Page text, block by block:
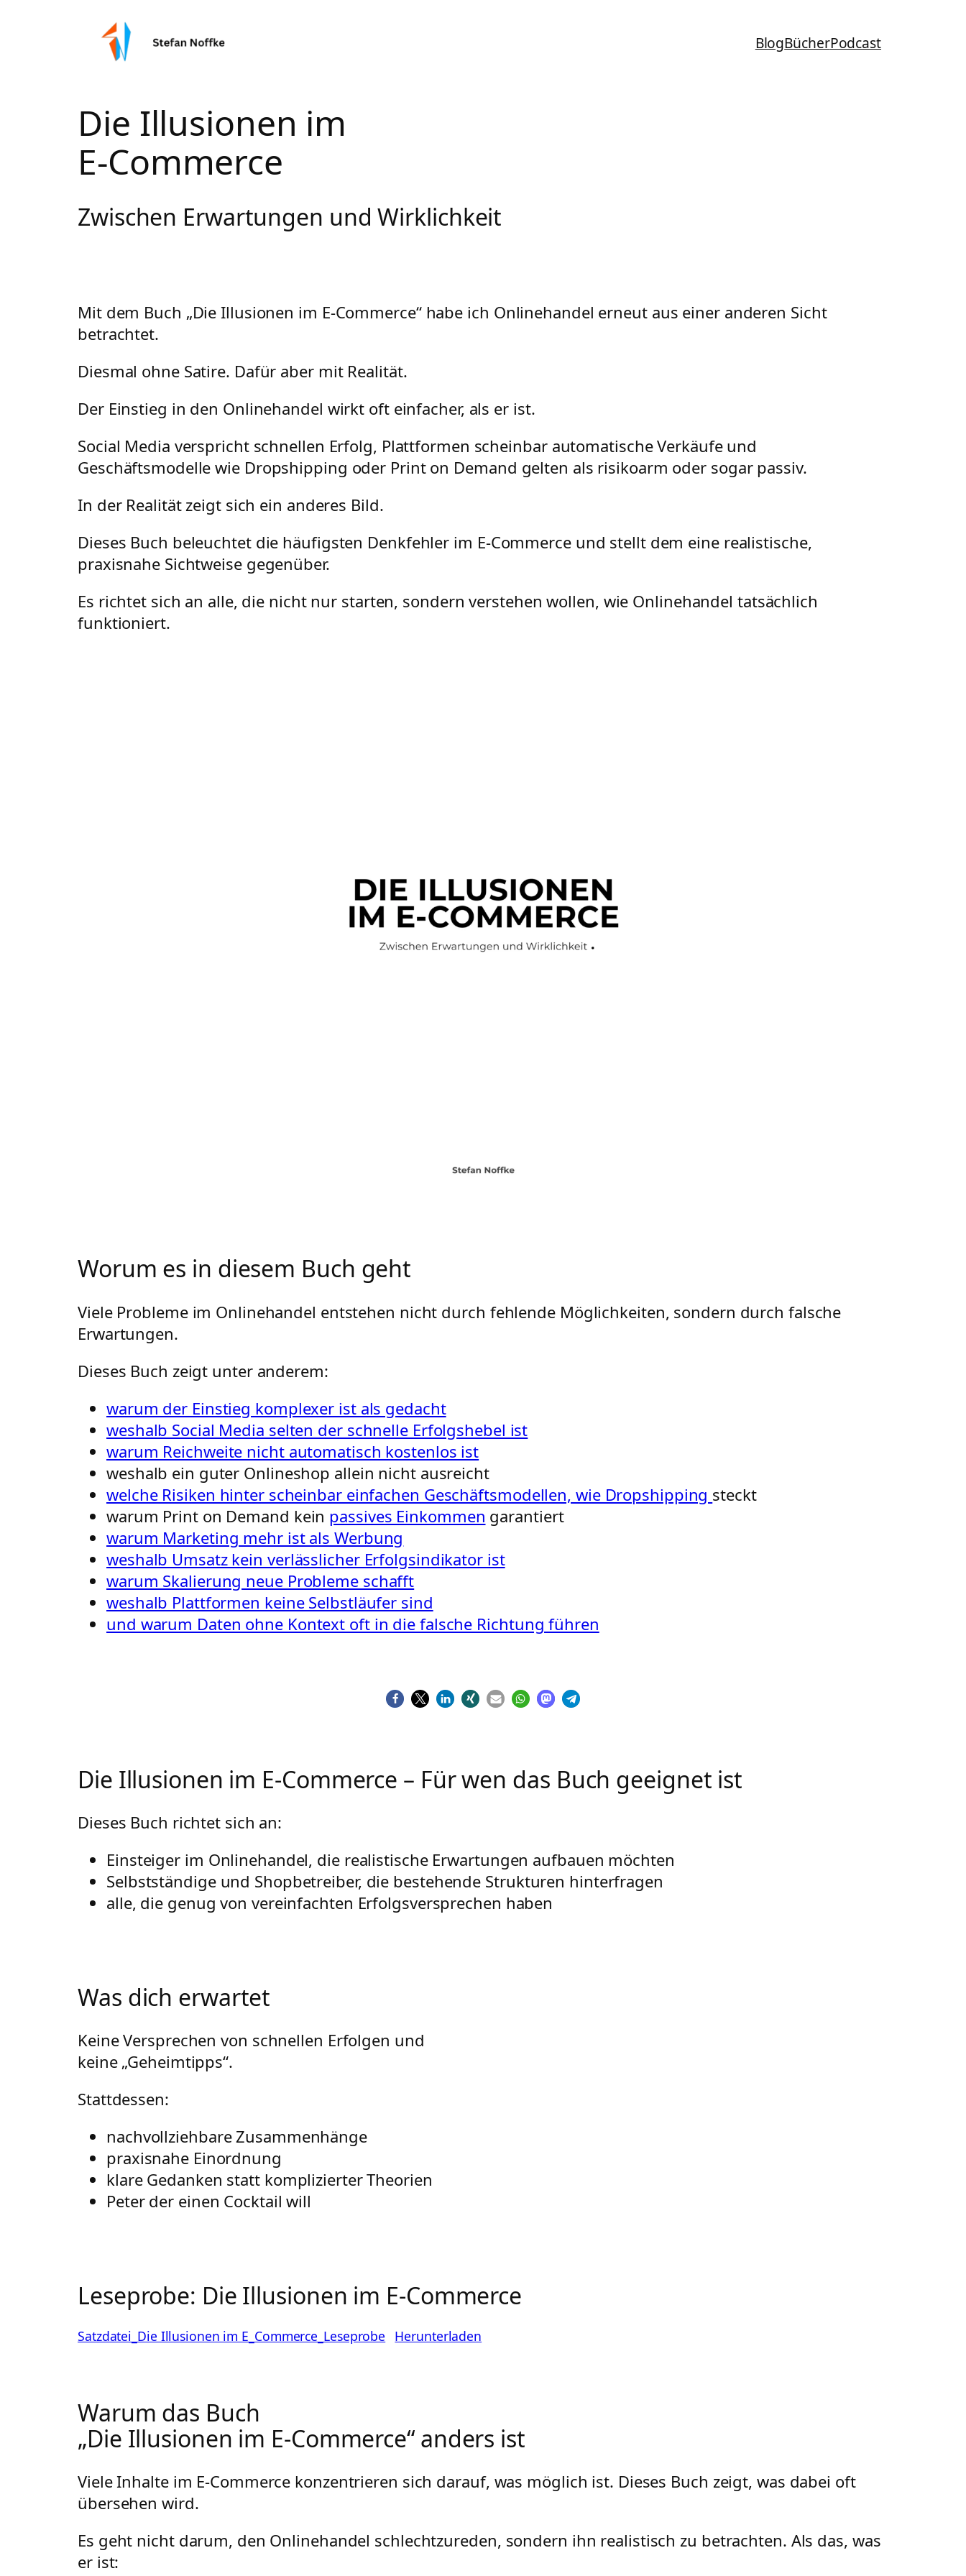
BlogBücherPodcast
Die Illusionen im
E-Commerce
Zwischen Erwartungen und Wirklichkeit
Mit dem Buch „Die Illusionen im E-Commerce“ habe ich Onlinehandel erneut aus einer anderen Sicht
betrachtet.
Diesmal ohne Satire. Dafür aber mit Realität.
Der Einstieg in den Onlinehandel wirkt oft einfacher, als er ist.
Social Media verspricht schnellen Erfolg, Plattformen scheinbar automatische Verkäufe und
Geschäftsmodelle wie Dropshipping oder Print on Demand gelten als risikoarm oder sogar passiv.
In der Realität zeigt sich ein anderes Bild.
Dieses Buch beleuchtet die häufigsten Denkfehler im E-Commerce und stellt dem eine realistische,
praxisnahe Sichtweise gegenüber.
Es richtet sich an alle, die nicht nur starten, sondern verstehen wollen, wie Onlinehandel tatsächlich
funktioniert.
Worum es in diesem Buch geht
Viele Probleme im Onlinehandel entstehen nicht durch fehlende Möglichkeiten, sondern durch falsche
Erwartungen.
Dieses Buch zeigt unter anderem:
warum der Einstieg komplexer ist als gedacht
weshalb Social Media selten der schnelle Erfolgshebel ist
warum Reichweite nicht automatisch kostenlos ist
weshalb ein guter Onlineshop allein nicht ausreicht
welche Risiken hinter scheinbar einfachen Geschäftsmodellen, wie Dropshipping steckt
warum Print on Demand kein passives Einkommen garantiert
warum Marketing mehr ist als Werbung
weshalb Umsatz kein verlässlicher Erfolgsindikator ist
warum Skalierung neue Probleme schafft
weshalb Plattformen keine Selbstläufer sind
und warum Daten ohne Kontext oft in die falsche Richtung führen
Die Illusionen im E-Commerce – Für wen das Buch geeignet ist
Dieses Buch richtet sich an:
Einsteiger im Onlinehandel, die realistische Erwartungen aufbauen möchten
Selbstständige und Shopbetreiber, die bestehende Strukturen hinterfragen
alle, die genug von vereinfachten Erfolgsversprechen haben
Was dich erwartet
Keine Versprechen von schnellen Erfolgen und
keine „Geheimtipps“.
Stattdessen:
nachvollziehbare Zusammenhänge
praxisnahe Einordnung
klare Gedanken statt komplizierter Theorien
Peter der einen Cocktail will
Leseprobe: Die Illusionen im E-Commerce
Satzdatei_Die Illusionen im E_Commerce_Leseprobe Herunterladen
Warum das Buch
„Die Illusionen im E-Commerce“ anders ist
Viele Inhalte im E-Commerce konzentrieren sich darauf, was möglich ist. Dieses Buch zeigt, was dabei oft
übersehen wird.
Es geht nicht darum, den Onlinehandel schlechtzureden, sondern ihn realistisch zu betrachten. Als das, was
er ist: